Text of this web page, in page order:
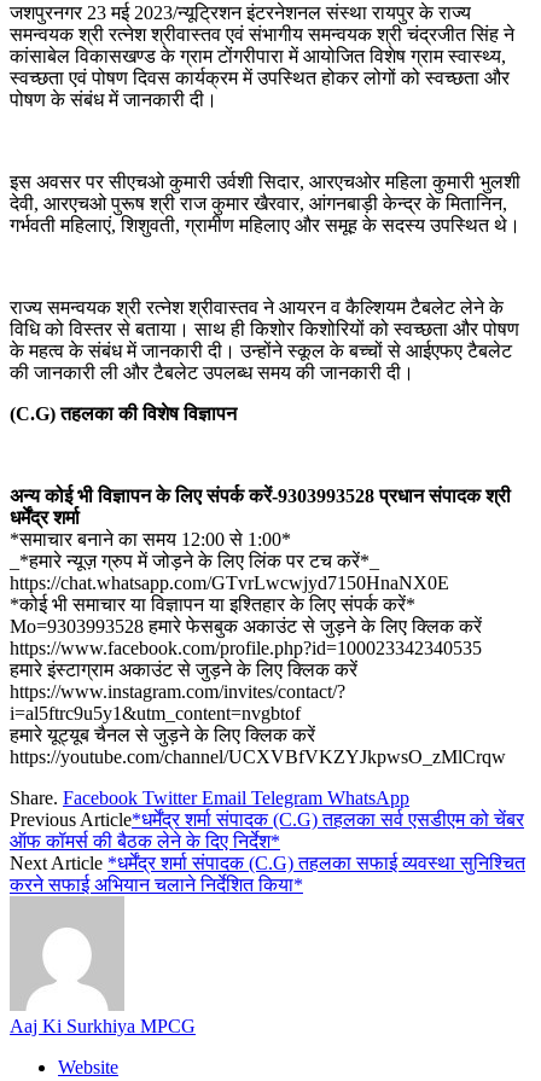
जशपुरनगर 23 मई 2023/न्यूट्रिशन इंटरनेशनल संस्था रायपुर के राज्य
समन्वयक श्री रत्नेश श्रीवास्तव एवं संभागीय समन्वयक श्री चंद्रजीत सिंह ने
कांसाबेल विकासखण्ड के ग्राम टोंगरीपारा में आयोजित विशेष ग्राम स्वास्थ्य,
स्वच्छता एवं पोषण दिवस कार्यक्रम में उपस्थित होकर लोगों को स्वच्छता और
पोषण के संबंध में जानकारी दी।
इस अवसर पर सीएचओ कुमारी उर्वशी सिदार, आरएचओर महिला कुमारी भुलशी
देवी, आरएचओ पुरूष श्री राज कुमार खैरवार, आंगनबाड़ी केन्द्र के मितानिन,
गर्भवती महिलाएं, शिशुवती, ग्रामीण महिलाए और समूह के सदस्य उपस्थित थे।
राज्य समन्वयक श्री रत्नेश श्रीवास्तव ने आयरन व कैल्शियम टैबलेट लेने के
विधि को विस्तर से बताया। साथ ही किशोर किशोरियों को स्वच्छता और पोषण
के महत्व के संबंध में जानकारी दी। उन्होंने स्कूल के बच्चों से आईएफए टैबलेट
की जानकारी ली और टैबलेट उपलब्ध समय की जानकारी दी।
(C.G) तहलका की विशेष विज्ञापन
अन्य कोई भी विज्ञापन के लिए संपर्क करें-9303993528 प्रधान संपादक श्री
धर्मेंद्र शर्मा
*समाचार बनाने का समय 12:00 से 1:00*
_*हमारे न्यूज़ ग्रुप में जोड़ने के लिए लिंक पर टच करें*_
https://chat.whatsapp.com/GTvrLwcwjyd7150HnaNX0E
*कोई भी समाचार या विज्ञापन या इश्तिहार के लिए संपर्क करें*
Mo=9303993528 हमारे फेसबुक अकाउंट से जुड़ने के लिए क्लिक करें
https://www.facebook.com/profile.php?id=100023342340535
हमारे इंस्टाग्राम अकाउंट से जुड़ने के लिए क्लिक करें
https://www.instagram.com/invites/contact/?
i=al5ftrc9u5y1&utm_content=nvgbtof
हमारे यूट्यूब चैनल से जुड़ने के लिए क्लिक करें
https://youtube.com/channel/UCXVBfVKZYJkpwsO_zMlCrqw
Share. Facebook Twitter Email Telegram WhatsApp
Previous Article*धर्मेंद्र शर्मा संपादक (C.G) तहलका सर्व एसडीएम को चेंबर
ऑफ कॉमर्स की बैठक लेने के दिए निर्देश*
Next Article *धर्मेंद्र शर्मा संपादक (C.G) तहलका सफाई व्यवस्था सुनिश्चित
करने सफाई अभियान चलाने निर्देशित किया*
Aaj Ki Surkhiya MPCG
Website